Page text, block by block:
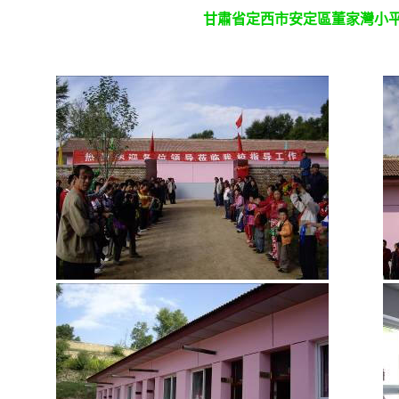
甘肅省定西市安定區董家灣小平